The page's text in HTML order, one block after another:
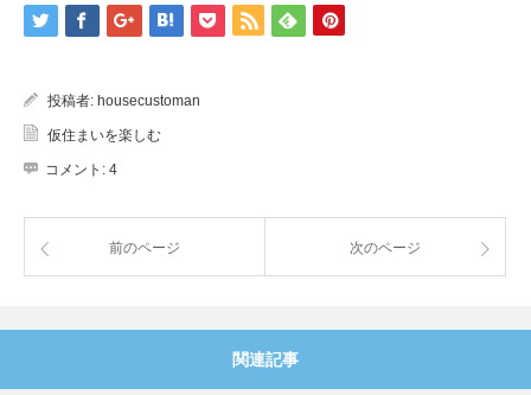
投稿者: housecustoman
仮住まいを楽しむ
コメント: 4
前のページ 次のページ
関連記事